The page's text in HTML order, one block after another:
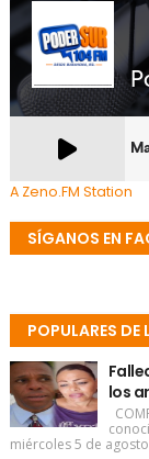
A Zeno.FM Station
SÍGANOS EN
POPULARES DE
los
miércoles 5 de agosto